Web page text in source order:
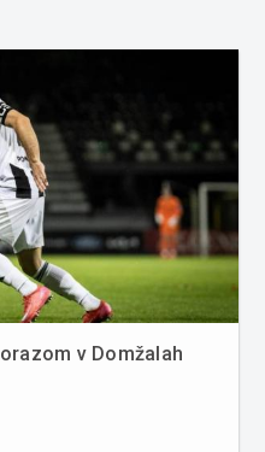
v Domžalah